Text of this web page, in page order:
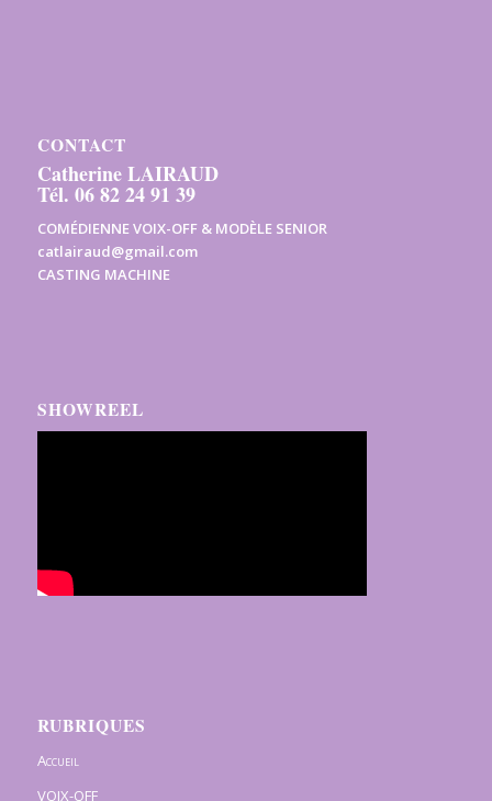
CONTACT
Catherine LAIRAUD
Tél. 06 82 24 91 39
COMÉDIENNE VOIX-OFF & MODÈLE SENIOR
catlairaud@gmail.com
CASTING MACHINE
SHOWREEL
RUBRIQUES
Accueil
VOIX-OFF